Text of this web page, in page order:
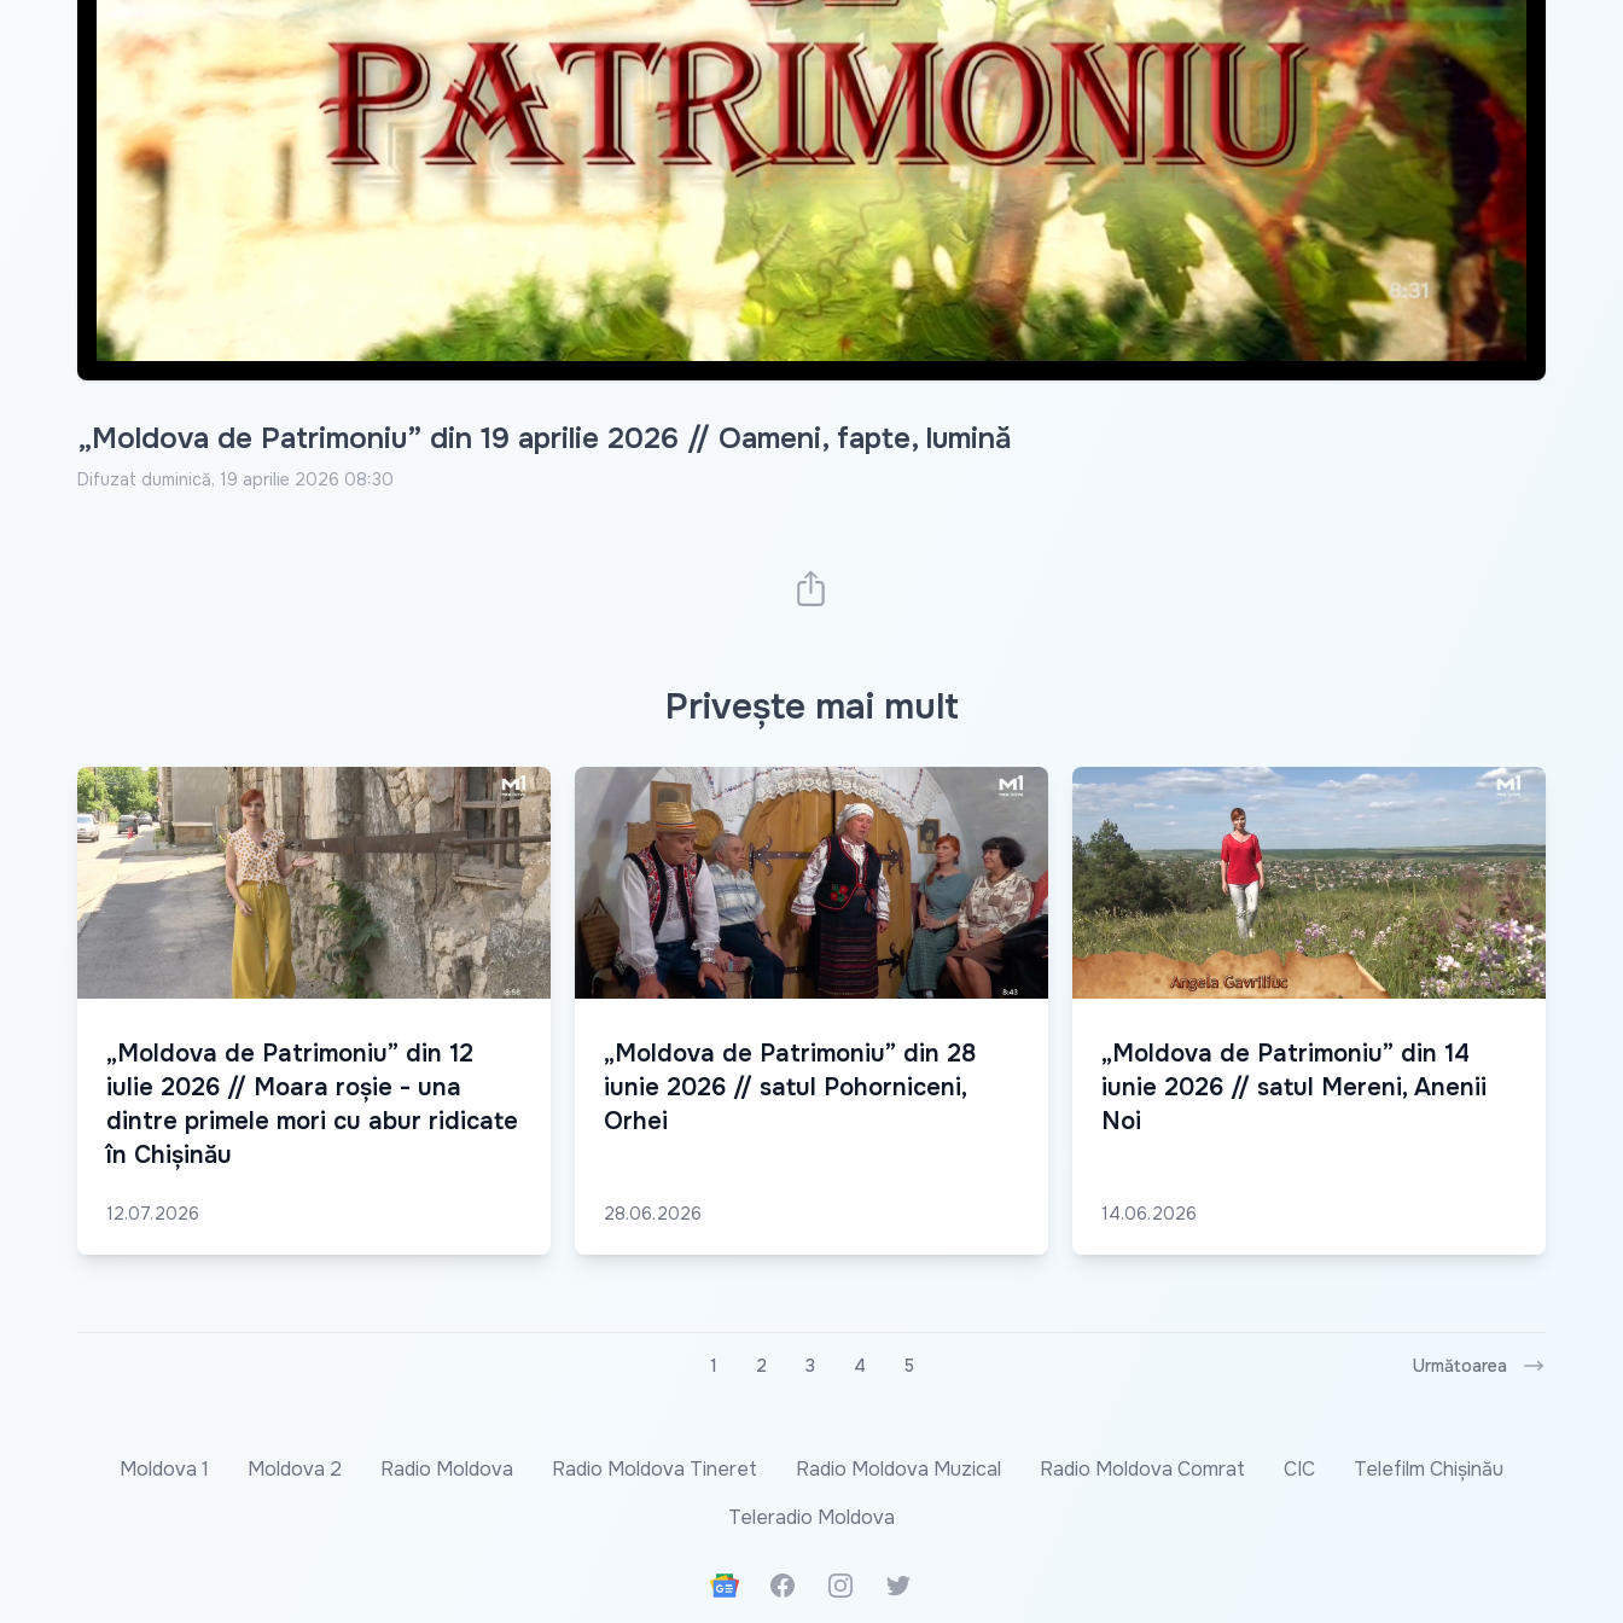
Video
„Moldova de Patrimoniu” din 19 aprilie 2026 // Oameni, fapte, lumină
Difuzat duminică, 19 aprilie 2026 08:30
Privește mai mult
„Moldova de Patrimoniu” din 12
iulie 2026 // Moara roșie - una
dintre primele mori cu abur ridicate
în Chișinău
12.07.2026
„Moldova de Patrimoniu” din 28
iunie 2026 // satul Pohorniceni,
Orhei
28.06.2026
„Moldova de Patrimoniu” din 14
iunie 2026 // satul Mereni, Anenii
Noi
14.06.2026
1 2 3 4 5 Următoarea
Moldova 1 Moldova 2 Radio Moldova Radio Moldova Tineret Radio Moldova Muzical Radio Moldova Comrat CIC
Telefilm Chișinău
Teleradio Moldova
Google News
FacebookInstagramTwitter